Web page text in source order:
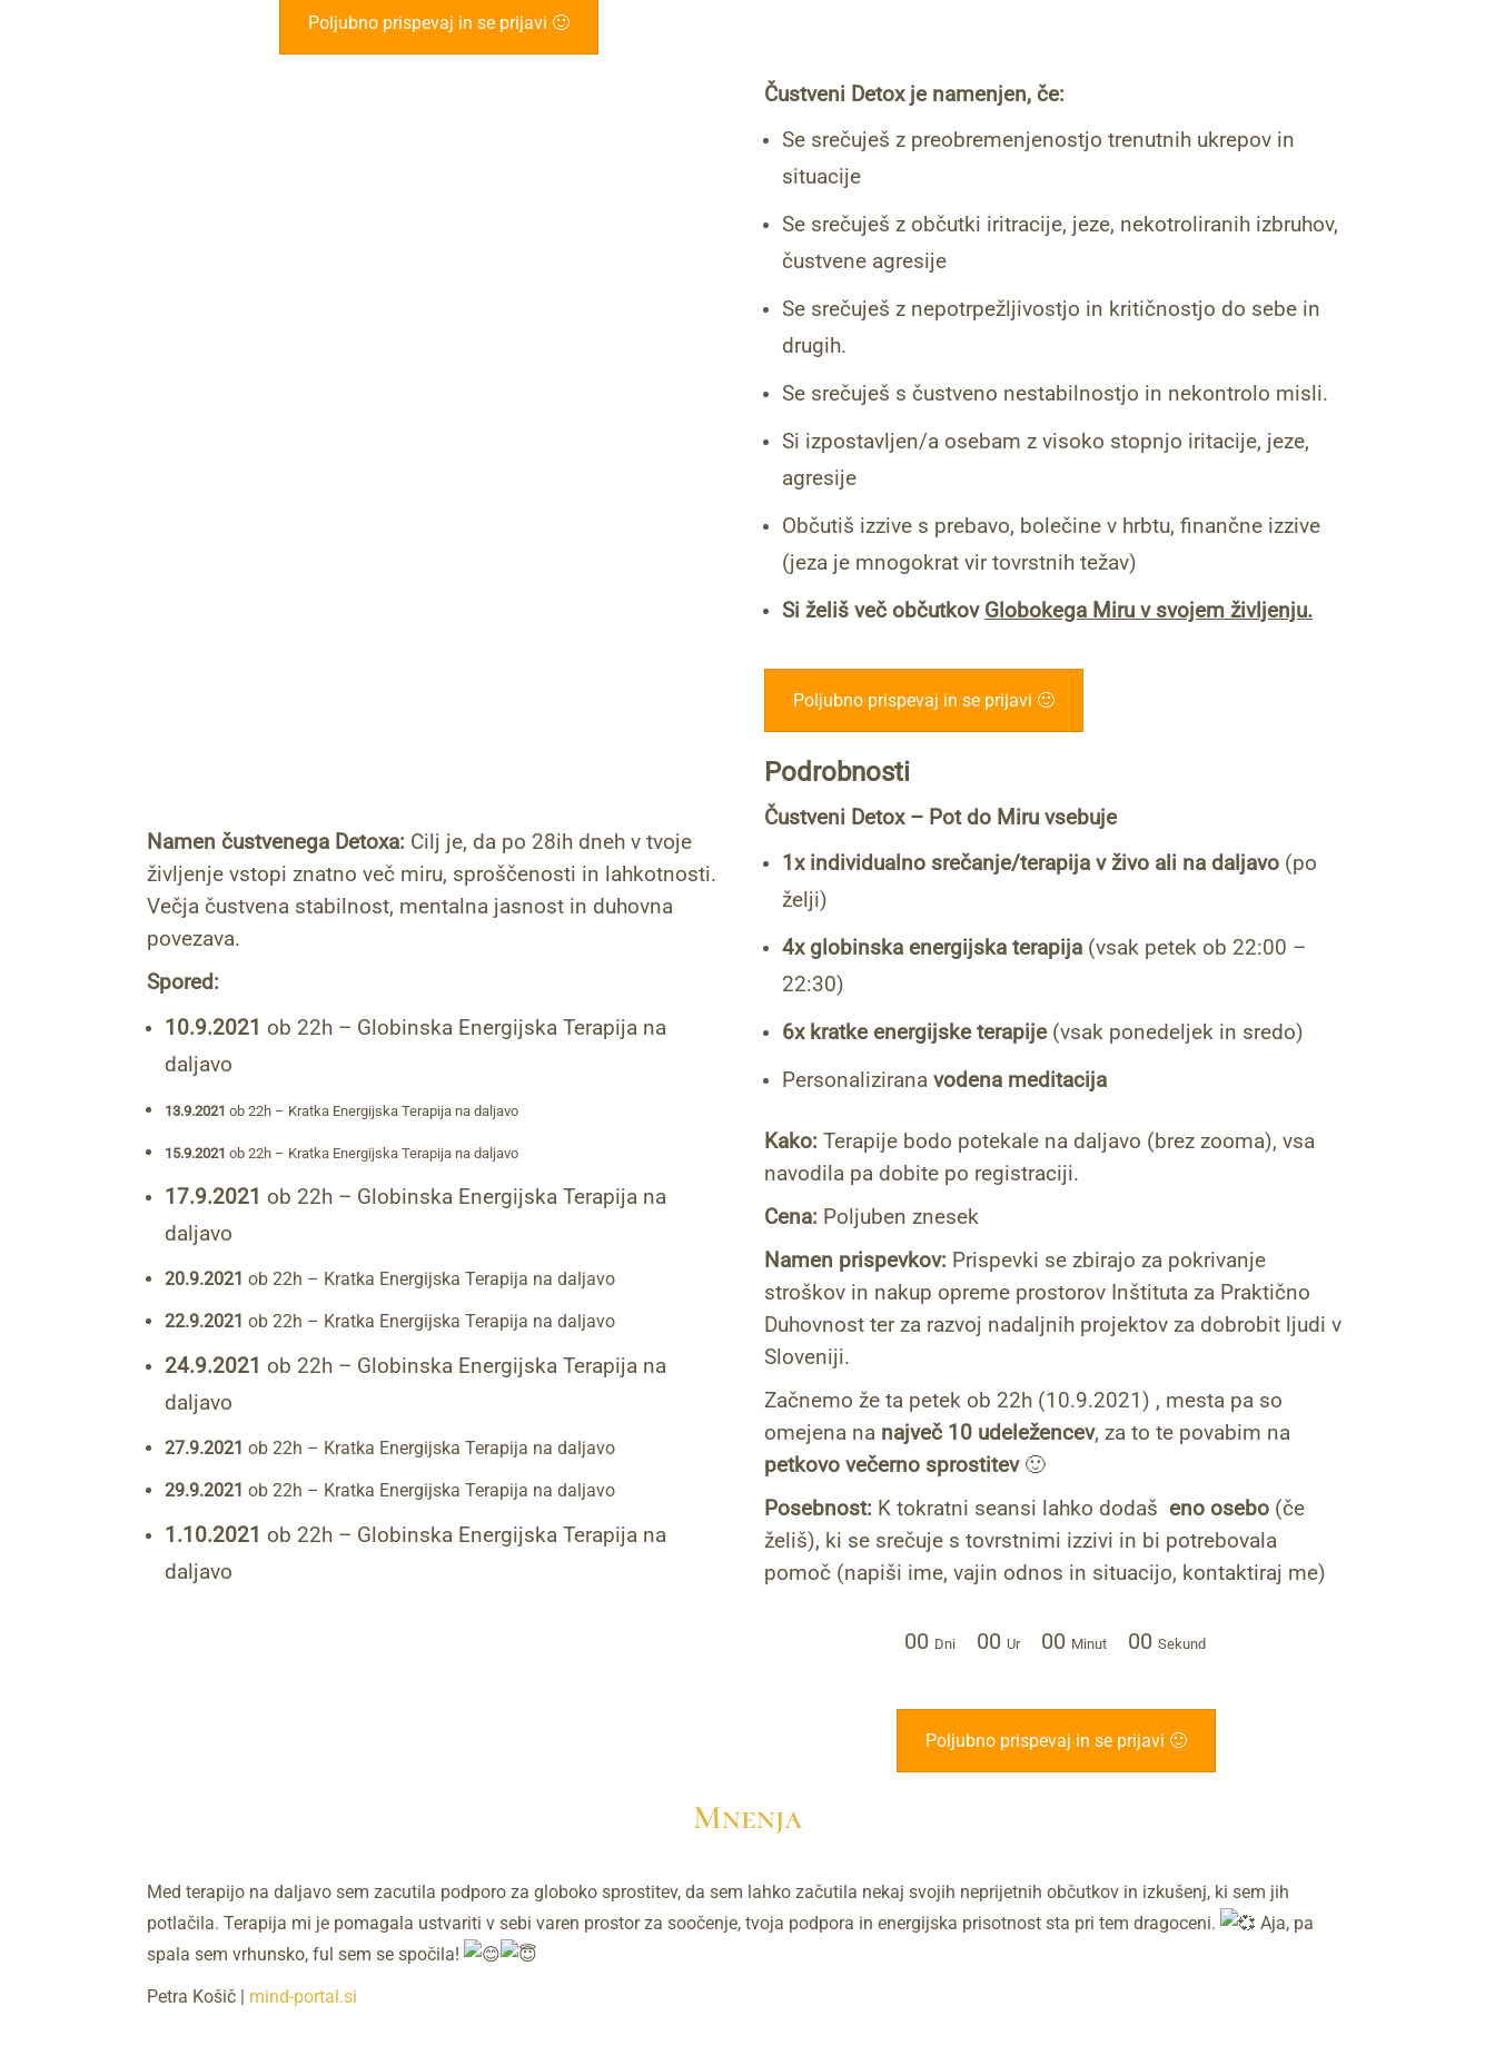
Poljubno prispevaj in se prijavi 🙂
Čustveni Detox je namenjen, če:
Se srečuješ z preobremenjenostjo trenutnih ukrepov in
situacije
Se srečuješ z občutki iritracije, jeze, nekotroliranih izbruhov,
čustvene agresije
Se srečuješ z nepotrpežljivostjo in kritičnostjo do sebe in
drugih.
Se srečuješ s čustveno nestabilnostjo in nekontrolo misli.
Si izpostavljen/a osebam z visoko stopnjo iritacije, jeze,
agresije
Občutiš izzive s prebavo, bolečine v hrbtu, finančne izzive
(jeza je mnogokrat vir tovrstnih težav)
Si želiš več občutkov Globokega Miru v svojem življenju.
Poljubno prispevaj in se prijavi 🙂
Namen čustvenega Detoxa: Cilj je, da po 28ih dneh v tvoje
življenje vstopi znatno več miru, sproščenosti in lahkotnosti.
Večja čustvena stabilnost, mentalna jasnost in duhovna
povezava.
Spored:
10.9.2021 ob 22h – Globinska Energijska Terapija na
daljavo
13.9.2021 ob 22h – Kratka Energijska Terapija na daljavo
15.9.2021 ob 22h – Kratka Energijska Terapija na daljavo
17.9.2021 ob 22h – Globinska Energijska Terapija na
daljavo
20.9.2021 ob 22h – Kratka Energijska Terapija na daljavo
22.9.2021 ob 22h – Kratka Energijska Terapija na daljavo
24.9.2021 ob 22h – Globinska Energijska Terapija na
daljavo
27.9.2021 ob 22h – Kratka Energijska Terapija na daljavo
29.9.2021 ob 22h – Kratka Energijska Terapija na daljavo
1.10.2021 ob 22h – Globinska Energijska Terapija na
daljavo
Podrobnosti
Čustveni Detox – Pot do Miru vsebuje
1x individualno srečanje/terapija v živo ali na daljavo (po
želji)
4x globinska energijska terapija (vsak petek ob 22:00 –
22:30)
6x kratke energijske terapije (vsak ponedeljek in sredo)
Personalizirana vodena meditacija
Kako: Terapije bodo potekale na daljavo (brez zooma), vsa
navodila pa dobite po registraciji.
Cena: Poljuben znesek
Namen prispevkov: Prispevki se zbirajo za pokrivanje
stroškov in nakup opreme prostorov Inštituta za Praktično
Duhovnost ter za razvoj nadaljnih projektov za dobrobit ljudi v
Sloveniji.
Začnemo že ta petek ob 22h (10.9.2021) , mesta pa so
omejena na največ 10 udeležencev, za to te povabim na
petkovo večerno sprostitev🙂
Posebnost: K tokratni seansi lahko dodaš eno osebo (če
želiš), ki se srečuje s tovrstnimi izzivi in bi potrebovala
pomoč (napiši ime, vajin odnos in situacijo, kontaktiraj me)
00 Dni 00 Ur 00 Minut 00 Sekund
Poljubno prispevaj in se prijavi 🙂
Mnenja
Med terapijo na daljavo sem zacutila podporo za globoko sprostitev, da sem lahko začutila nekaj svojih neprijetnih občutkov in izkušenj, ki sem jih
potlačila. Terapija mi je pomagala ustvariti v sebi varen prostor za soočenje, tvoja podpora in energijska prisotnost sta pri tem dragoceni.
Aja, pa
spala sem vrhunsko, ful sem se spočila!
Petra Košič | mind-portal.si